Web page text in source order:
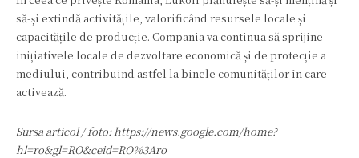
să-și extindă activitățile, valorificând resursele locale și
capacitățile de producție. Compania va continua să sprijine
inițiativele locale de dezvoltare economică și de protecție a
mediului, contribuind astfel la binele comunităților în care
activează.
Sursa articol / foto: https://news.google.com/home?
hl=ro&gl=RO&ceid=RO%3Aro